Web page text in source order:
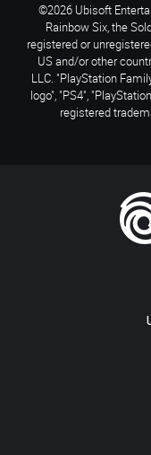
©2026 Ubisoft
Rainbow Six, the
registered or
US and/or other
LLC. "PlayStation
logo", "PS4",
registered